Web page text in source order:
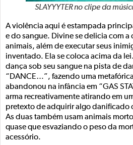
SLAYYYTER no clipe da
A violência aqui é estampada
e do sangue. Divine se delicia com a
animais, além de executar seus
inventado. Ela se coloca acima da
dança sob seu sangue na pista de
“DANCE…”, fazendo uma
abandonou na infância em “GAS
arma recreativamente atirando em
pretexto de adquirir algo danificado
As duas também usam animais
quase que esvaziando o peso da
acessório.